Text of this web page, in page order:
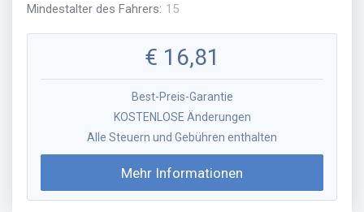
Mindestalter des Fahrers: 15
€ 16,81
Best-Preis-Garantie
KOSTENLOSE Änderungen
Alle Steuern und Gebühren enthalten
Mehr Informationen